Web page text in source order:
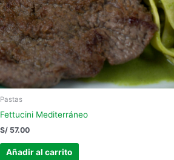
Pastas
Fettucini Mediterráneo
S/ 57.00
Añadir al carrito